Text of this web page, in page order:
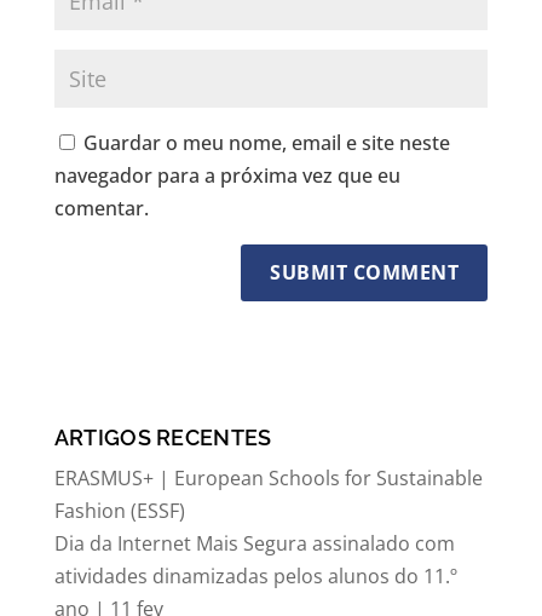
Guardar o meu nome, email e site neste
navegador para a próxima vez que eu
comentar.
ARTIGOS RECENTES
ERASMUS+ | European Schools for Sustainable
Fashion (ESSF)
Dia da Internet Mais Segura assinalado com
atividades dinamizadas pelos alunos do 11.º
ano | 11 fev